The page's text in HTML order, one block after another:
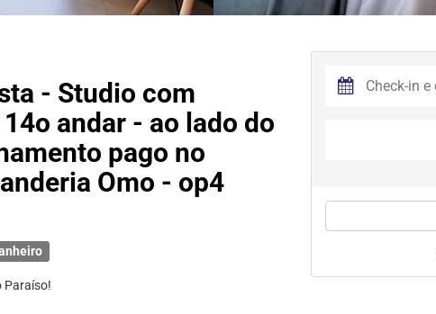
- Studio com
andar - ao lado do
pago no
Omo - op4
Paraíso!